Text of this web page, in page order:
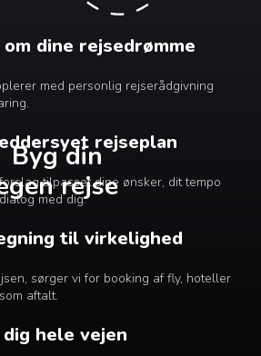
Byg din
rejse
dine rejsedrømme
med personlig rejserådgivning
rejseplan
tilpasset dine ønsker, dit tempo
med dig.
til virkelighed
sørger vi for booking af fly, hoteller
aftalt.
hele vejen